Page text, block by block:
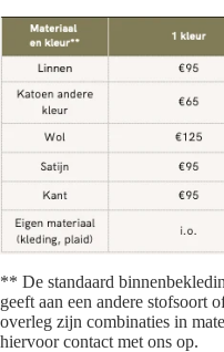
** De standaard
geeft aan een andere stofsoort
overleg zijn combinaties in
hiervoor contact met ons op.